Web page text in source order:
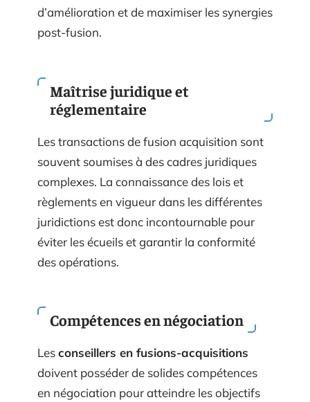
d’amélioration et de maximiser les synergies
post-fusion.
Maîtrise juridique et
réglementaire
Les transactions de fusion acquisition sont
souvent soumises à des cadres juridiques
complexes. La connaissance des lois et
règlements en vigueur dans les différentes
juridictions est donc incontournable pour
éviter les écueils et garantir la conformité
des opérations.
Compétences en négociation
Lesconseillers en fusions-acquisitions
doivent posséder de solides compétences
en négociation pour atteindre les objectifs